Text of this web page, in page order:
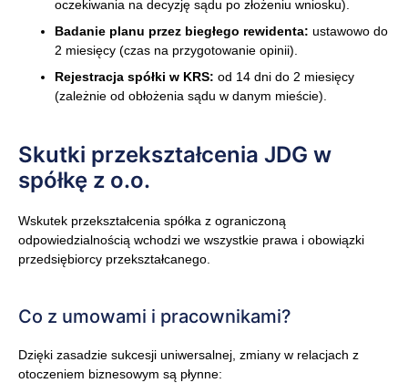
oczekiwania na decyzję sądu po złożeniu wniosku).
Badanie planu przez biegłego rewidenta: ustawowo do
2 miesięcy (czas na przygotowanie opinii).
Rejestracja spółki w KRS: od 14 dni do 2 miesięcy
(zależnie od obłożenia sądu w danym mieście).
Skutki przekształcenia JDG w
spółkę z o.o.
Wskutek przekształcenia spółka z ograniczoną
odpowiedzialnością wchodzi we wszystkie prawa i obowiązki
przedsiębiorcy przekształcanego.
Co z umowami i pracownikami?
Dzięki zasadzie sukcesji uniwersalnej, zmiany w relacjach z
otoczeniem biznesowym są płynne: